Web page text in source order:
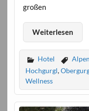
großen
Weiterlesen
Hotel
Hochgurgl,
Wellness